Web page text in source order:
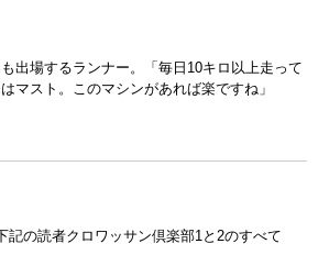
出場するランナー。「毎日10キロ以上走って
マスト。このマシンがあれば楽ですね」
記の読者クロワッサン倶楽部1と2のすべて